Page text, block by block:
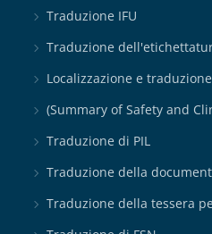
Traduzione IFU
Traduzione
Localizzazione e
(Summary of Safety and
Traduzione di PIL
Traduzione della
Traduzione della tessera